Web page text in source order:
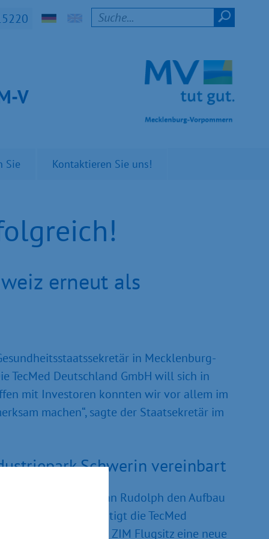
V
Sie Kontaktieren Sie uns!
erneut als
in Mecklenburg-
TecMed Deutschland GmbH will sich in
mit Investoren konnten wir vor allem im
machen“, sagte der Staatsekretär im
Schwerin vereinbart
Dr. Stefan Rudolph den Aufbau
GmbH beabsichtigt die TecMed
Liegenschaft der ZIM Flugsitz eine neue